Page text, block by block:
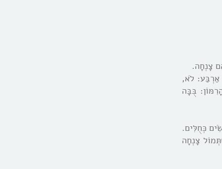
צָנְחָה.
אַרְבַּע: לֹא,
בֻּבָּה
כְּחֻלִּים.
צָנְחָה